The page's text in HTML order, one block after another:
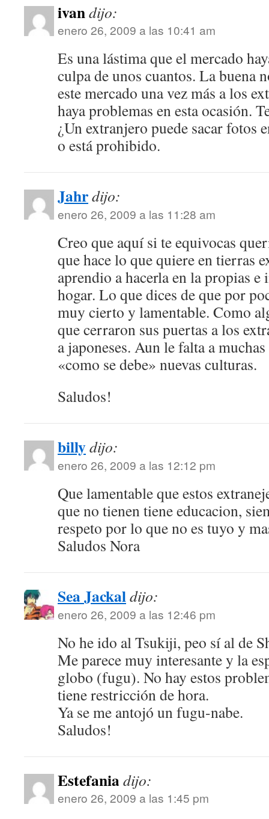
ivandijo:
enero 26, 2009 a las 10:41 am
Es una lástima que el mercado
culpa de unos cuantos. La buena
este mercado una vez más a los
haya problemas en esta ocasión.
¿Un extranjero puede sacar fotos
o está prohibido.
Jahrdijo:
enero 26, 2009 a las 11:28 am
Creo que aquí si te equivocas
que hace lo que quiere en tierras
aprendio a hacerla en la propias e
hogar. Lo que dices de que por
muy cierto y lamentable. Como
que cerraron sus puertas a los
a japoneses. Aun le falta a
«como se debe» nuevas culturas.
Saludos!
billydijo:
enero 26, 2009 a las 12:12 pm
Que lamentable que estos
que no tienen tiene educacion,
respeto por lo que no es tuyo y
Saludos Nora
Sea Jackaldijo:
enero 26, 2009 a las 12:46 pm
No he ido al Tsukiji, peo sí al de
Me parece muy interesante y la
globo (fugu). No hay estos
tiene restricción de hora.
Ya se me antojó un fugu-nabe.
Saludos!
Estefaniadijo:
enero 26, 2009 a las 1:45 pm